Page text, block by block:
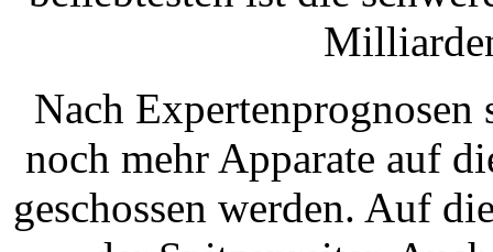
Nach Expertenprognosen
noch mehr Apparate auf
geschossen werden. Auf